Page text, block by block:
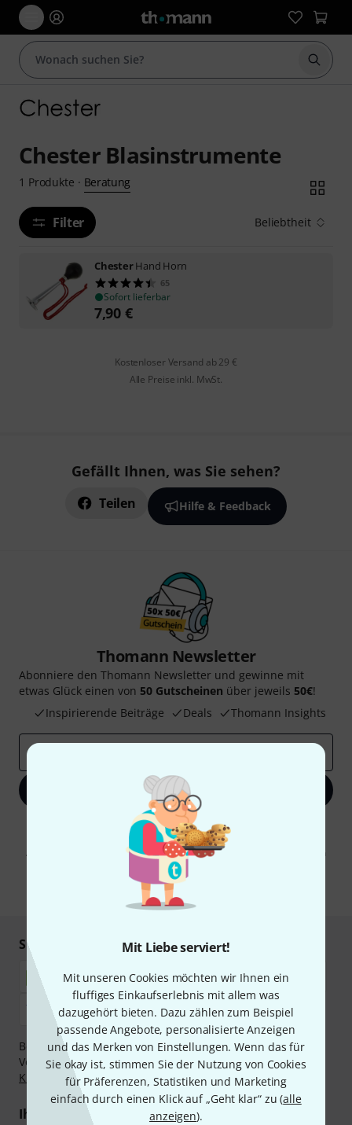
Mit Liebe serviert!
Mit unseren Cookies möchten wir Ihnen ein
fluffiges Einkaufserlebnis mit allem was
dazugehört bieten. Dazu zählen zum Beispiel
passende Angebote, personalisierte Anzeigen
und das Merken von Einstellungen. Wenn das für
Sie okay ist, stimmen Sie der Nutzung von Cookies
für Präferenzen, Statistiken und Marketing
einfach durch einen Klick auf „Geht klar“ zu (alle
anzeigen).
Suche
Chester Blasinstrumente
1 Produkte · Beratung
Filter Beliebtheit
ChesterHand Horn
65
Sofort lieferbar
7,90 €
Kostenloser Versand ab 29 €
Alle Preise inkl. MwSt.
Gefällt Ihnen, was Sie sehen?
Teilen Hilfe & Feedback
Thomann Newsletter
Abonniere den Thomann Newsletter und gewinne mit
etwas Glück einen von 50 Gutscheinen über jeweils 50€!
Inspirierende Beiträge
Deals Thomann Insights
Jetzt anmelden
Mit Klick auf „Jetzt anmelden“ stimmen Sie dem Erhalt von E-Mail-
Werbung und einer Messung des E-Mail-Nutzungsverhaltens zu. Die
Abmeldung ist jederzeit möglich. Weitere Informationen finden Sie in
Datenschutzhinweisen
* Pflichtfeld
Sicher einkaufen & bezahlen
Bezahlen Sie vertraulich und sicher per Nachnahme,
Vorkasse, PayPal, Amazon Pay,Klarna Sofort bezahlen,
Klarna Ratenzahlungoder Kreditkarte.
Ihre Vorteile